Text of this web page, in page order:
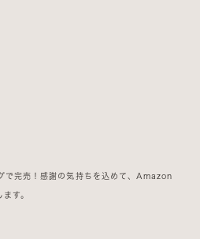
で完売！感謝の気持ちを込めて、Amazon
す。